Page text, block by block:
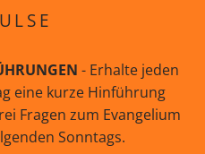
- Erhalte jeden
eine kurze Hinführung
Fragen zum Evangelium
Sonntags.